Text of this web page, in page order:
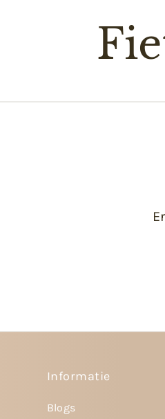
Informatie
Blogs